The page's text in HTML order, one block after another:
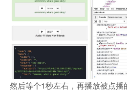
然后等个1秒左右，再播放被点播